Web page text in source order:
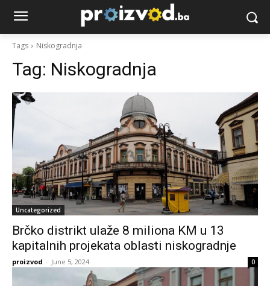
Tags Niskogradnja
Tag: Niskogradnja
Uncategorized
Brčko distrikt ulaže 8 miliona KM u 13
kapitalnih projekata oblasti niskogradnje
proizvod - June 5, 2024 0